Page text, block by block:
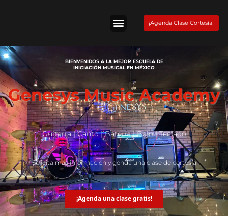
¡Agenda Clase Cortesía!
BIENVENIDOS A LA MEJOR ESCUELA DE
INICIACIÓN MUSICAL EN MÉXICO
Genesys Music Academy
Guitarra | Canto | Batería | Bajo | Teclado
Solicita más información y genda una clase de cortesía
¡Agenda una clase gratis!